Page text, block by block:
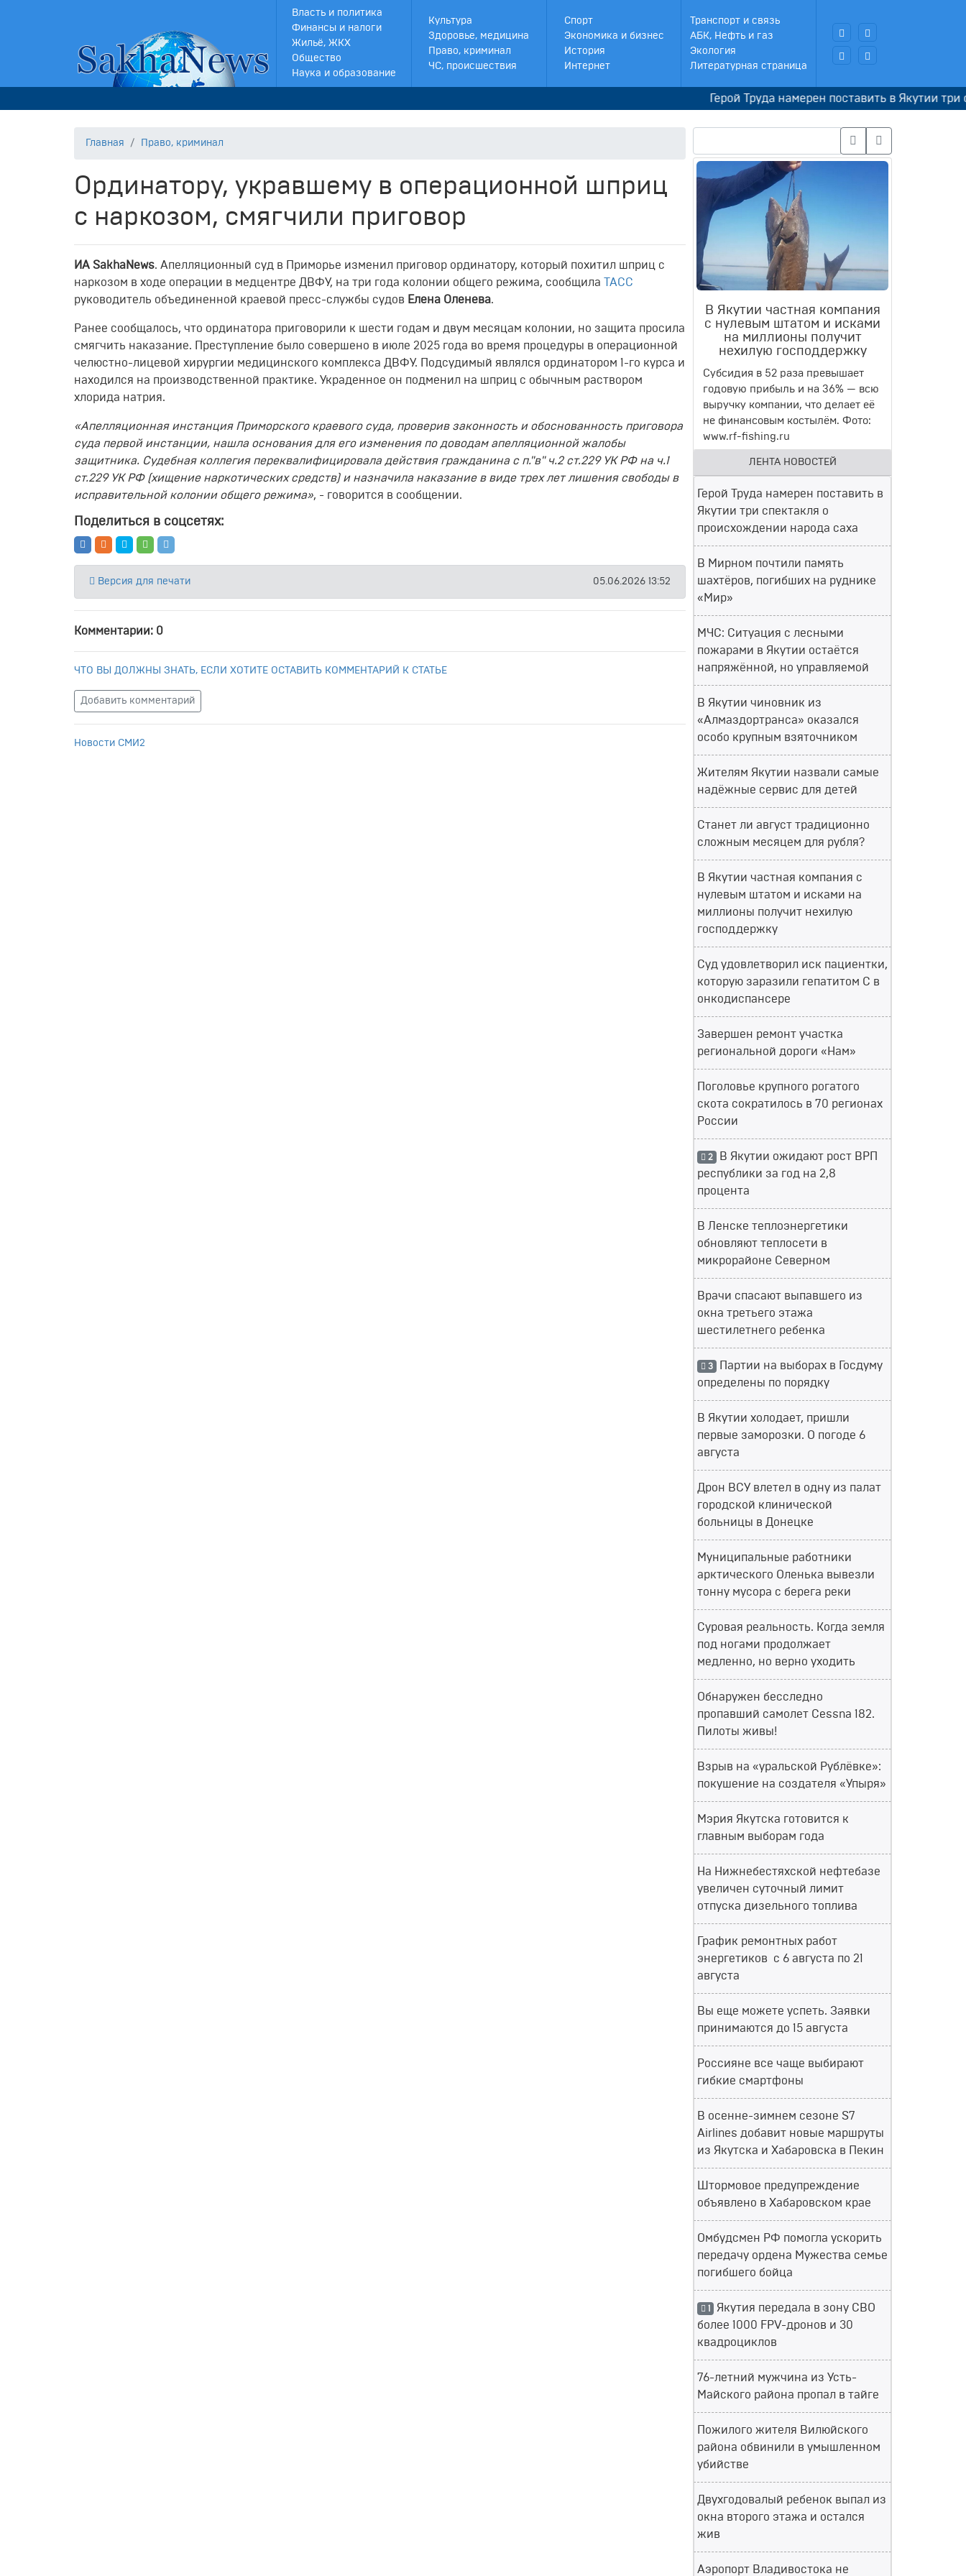
Власть и политика
Финансы и налоги
Жильё, ЖКХ
Общество
Наука и образование
Культура
Здоровье, медицина
Право, криминал
ЧС, происшествия
Спорт
Экономика и бизнес
История
Интернет
Транспорт и связь
АБК, Нефть и газ
Экология
Литературная страница
Герой Труда намерен поставить в Якутии три
Главная Право, криминал
Ординатору, укравшему в операционной шприц
с наркозом, смягчили приговор
ИА SakhaNews. Апелляционный суд в Приморье изменил приговор ординатору, который похитил шприц с
наркозом в ходе операции в медцентре ДВФУ, на три года колонии общего режима, сообщила
ТАСС
руководитель объединенной краевой пресс-службы судов Елена Оленева.
Ранее сообщалось, что ординатора приговорили к шести годам и двум месяцам колонии, но защита просила
смягчить наказание. Преступление было совершено в июле 2025 года во время процедуры в операционной
челюстно-лицевой хирургии медицинского комплекса ДВФУ. Подсудимый являлся ординатором 1-го курса и
находился на производственной практике. Украденное он подменил на шприц с обычным раствором
хлорида натрия.
«Апелляционная инстанция Приморского краевого суда, проверив законность и обоснованность приговора
суда первой инстанции, нашла основания для его изменения по доводам апелляционной жалобы
защитника. Судебная коллегия переквалифицировала действия гражданина с п."в" ч.2 ст.229 УК РФ на ч.1
ст.229 УК РФ (хищение наркотических средств) и назначила наказание в виде трех лет лишения свободы в
исправительной колонии общего режима», - говорится в сообщении.
Поделиться в соцсетях:
Версия для печати 05.06.2026 13:52
Комментарии: 0
ЧТО ВЫ ДОЛЖНЫ ЗНАТЬ, ЕСЛИ ХОТИТЕ ОСТАВИТЬ КОММЕНТАРИЙ К СТАТЬЕ
Добавить комментарий
Новости СМИ2
В Якутии частная компания
с нулевым штатом и исками
на миллионы получит
нехилую господдержку
Субсидия в 52 раза превышает
годовую прибыль и на 36% — всю
выручку компании, что делает её
не финансовым костылём. Фото:
www.rf-fishing.ru
ЛЕНТА НОВОСТЕЙ
Герой Труда намерен поставить в
Якутии три спектакля о
происхождении народа саха
В Мирном почтили память
шахтёров, погибших на руднике
«Мир»
МЧС: Ситуация с лесными
пожарами в Якутии остаётся
напряжённой, но управляемой
В Якутии чиновник из
«Алмаздортранса» оказался
особо крупным взяточником
Жителям Якутии назвали самые
надёжные сервис для детей
Станет ли август традиционно
сложным месяцем для рубля?
В Якутии частная компания с
нулевым штатом и исками на
миллионы получит нехилую
господдержку
Суд удовлетворил иск пациентки,
которую заразили гепатитом С в
онкодиспансере
Завершен ремонт участка
региональной дороги «Нам»
Поголовье крупного рогатого
скота сократилось в 70 регионах
России
2 В Якутии ожидают рост ВРП
республики за год на 2,8
процента
В Ленске теплоэнергетики
обновляют теплосети в
микрорайоне Северном
Врачи спасают выпавшего из
окна третьего этажа
шестилетнего ребенка
3 Партии на выборах в Госдуму
определены по порядку
В Якутии холодает, пришли
первые заморозки. О погоде 6
августа
Дрон ВСУ влетел в одну из палат
городской клинической
больницы в Донецке
Муниципальные работники
арктического Оленька вывезли
тонну мусора с берега реки
Суровая реальность. Когда земля
под ногами продолжает
медленно, но верно уходить
Обнаружен бесследно
пропавший самолет Cessna 182.
Пилоты живы!
Взрыв на «уральской Рублёвке»:
покушение на создателя «Упыря»
Мэрия Якутска готовится к
главным выборам года
На Нижнебестяхской нефтебазе
увеличен суточный лимит
отпуска дизельного топлива
График ремонтных работ
энергетиков с 6 августа по 21
августа
Вы еще можете успеть. Заявки
принимаются до 15 августа
Россияне все чаще выбирают
гибкие смартфоны
В осенне-зимнем сезоне S7
Airlines добавит новые маршруты
из Якутска и Хабаровска в Пекин
Штормовое предупреждение
объявлено в Хабаровском крае
Омбудсмен РФ помогла ускорить
передачу ордена Мужества семье
погибшего бойца
1 Якутия передала в зону СВО
более 1000 FPV-дронов и 30
квадроциклов
76-летний мужчина из Усть-
Майского района пропал в тайге
Пожилого жителя Вилюйского
района обвинили в умышленном
убийстве
Двухгодовалый ребенок выпал из
окна второго этажа и остался
жив
Аэропорт Владивостока не